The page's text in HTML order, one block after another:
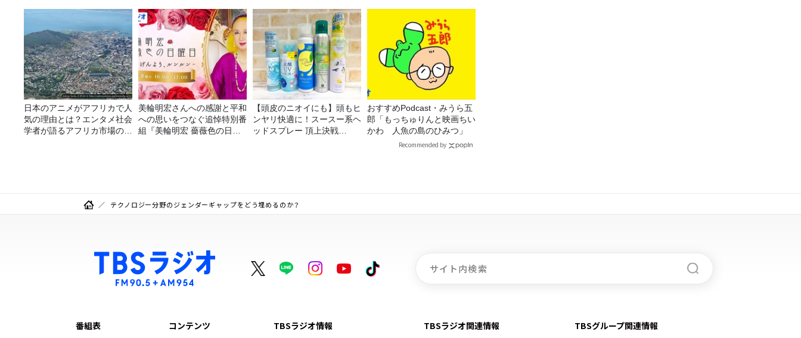
日本のアニメがアフリカで人
気の理由とは？エンタメ社会
学者が語るアフリカ市場のリ
美輪明宏さんへの感謝と平和
への思いをつなぐ追悼特別番
組『美輪明宏 薔薇色の日曜
【頭皮のニオイにも】頭もヒ
ンヤリ快適に！スースー系ヘ
ッドスプレー 頂上決戦
おすすめPodcast・みうら五
郎「もっちゅりんと映画ちい
かわ 人魚の島のひみつ」
Recommended by
テクノロジー分野のジェンダーギャップをどう埋めるのか？
番組表 コンテンツ TBSラジオ情報 TBSラジオ関連情報 TBSグループ関連情報